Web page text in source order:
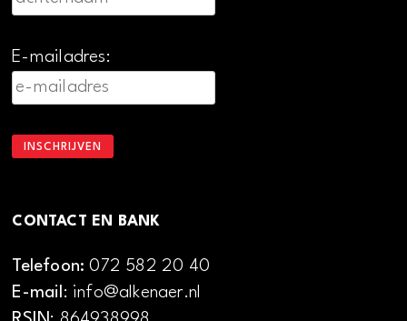
E-mailadres:
CONTACT EN BANK
Telefoon:072 582 20 40
E-mail: info@alkenaer.nl